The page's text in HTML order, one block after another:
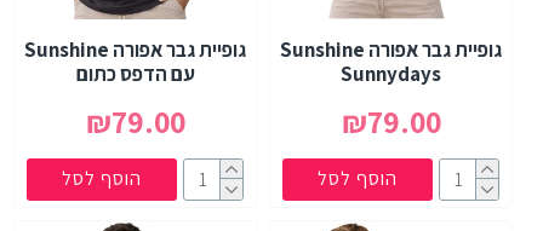
גופיית גבר אפורה Sunshine
Sunnydays
₪79.00
הוסף לסל
גופיית גבר אפורה Sunshine
עם הדפס כתום
₪79.00
הוסף לסל